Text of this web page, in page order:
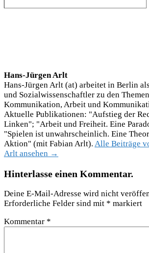
Hans-Jürgen Arlt
Hans-Jürgen Arlt (at) arbeitet in Berlin
und Sozialwissenschaftler zu den
Kommunikation, Arbeit und
Aktuelle Publikationen: "Aufstieg der
Linken"; "Arbeit und Freiheit. Eine
"Spielen ist unwahrscheinlich. Eine
Aktion" (mit Fabian Arlt). Alle Beiträge
Arlt ansehen →
Hinterlasse einen Kommentar.
Deine E-Mail-Adresse wird nicht
Erforderliche Felder sind mit * markiert
Kommentar *